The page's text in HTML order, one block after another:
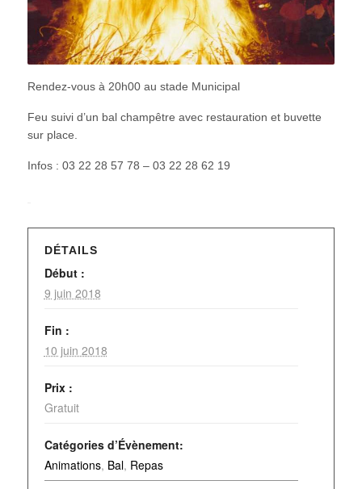
Rendez-vous à 20h00 au stade Municipal
Feu suivi d’un bal champêtre avec restauration et buvette
sur place.
Infos : 03 22 28 57 78 – 03 22 28 62 19
DÉTAILS
Début :
9 juin 2018
Fin :
10 juin 2018
Prix :
Gratuit
Catégories d’Évènement:
Animations, Bal, Repas